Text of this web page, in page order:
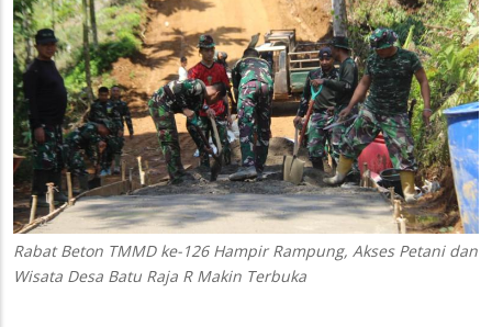
Rabat Beton TMMD ke-126 Hampir Rampung, Akses Petani dan
Wisata Desa Batu Raja R Makin Terbuka